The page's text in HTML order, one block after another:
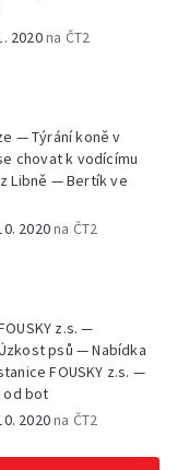
2020na ČT2
— Týrání koně v
chovat k vodícímu
Libně — Bertík ve
2020na ČT2
z.s. —
psů — Nabídka
FOUSKY z.s. —
od bot
2020na ČT2